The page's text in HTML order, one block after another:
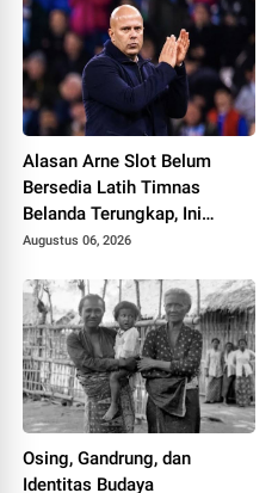
Alasan Arne Slot Belum
Bersedia Latih Timnas
Belanda Terungkap, Ini
Pertimbangannya
Augustus 06, 2026
Osing, Gandrung, dan
Identitas Budaya